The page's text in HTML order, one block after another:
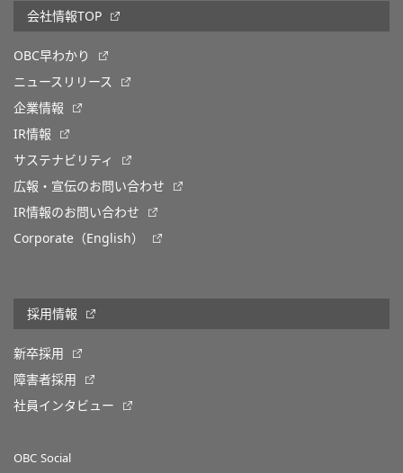
会社情報TOP
OBC早わかり
ニュースリリース
企業情報
IR情報
サステナビリティ
広報・宣伝のお問い合わせ
IR情報のお問い合わせ
Corporate（English）
採用情報
新卒採用
障害者採用
社員インタビュー
OBC Social